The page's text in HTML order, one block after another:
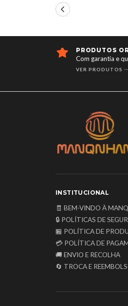
ENTREGA
Garantimos
Angola.
INSTITUCIONAL
🧾 BEM-VINDO À
🔒 POLÍTICAS DE
🏪 POLÍTICA DE
💳 POLÍTICA DE
🚚 ENVIO E RECOLHA
🔄 TROCA E